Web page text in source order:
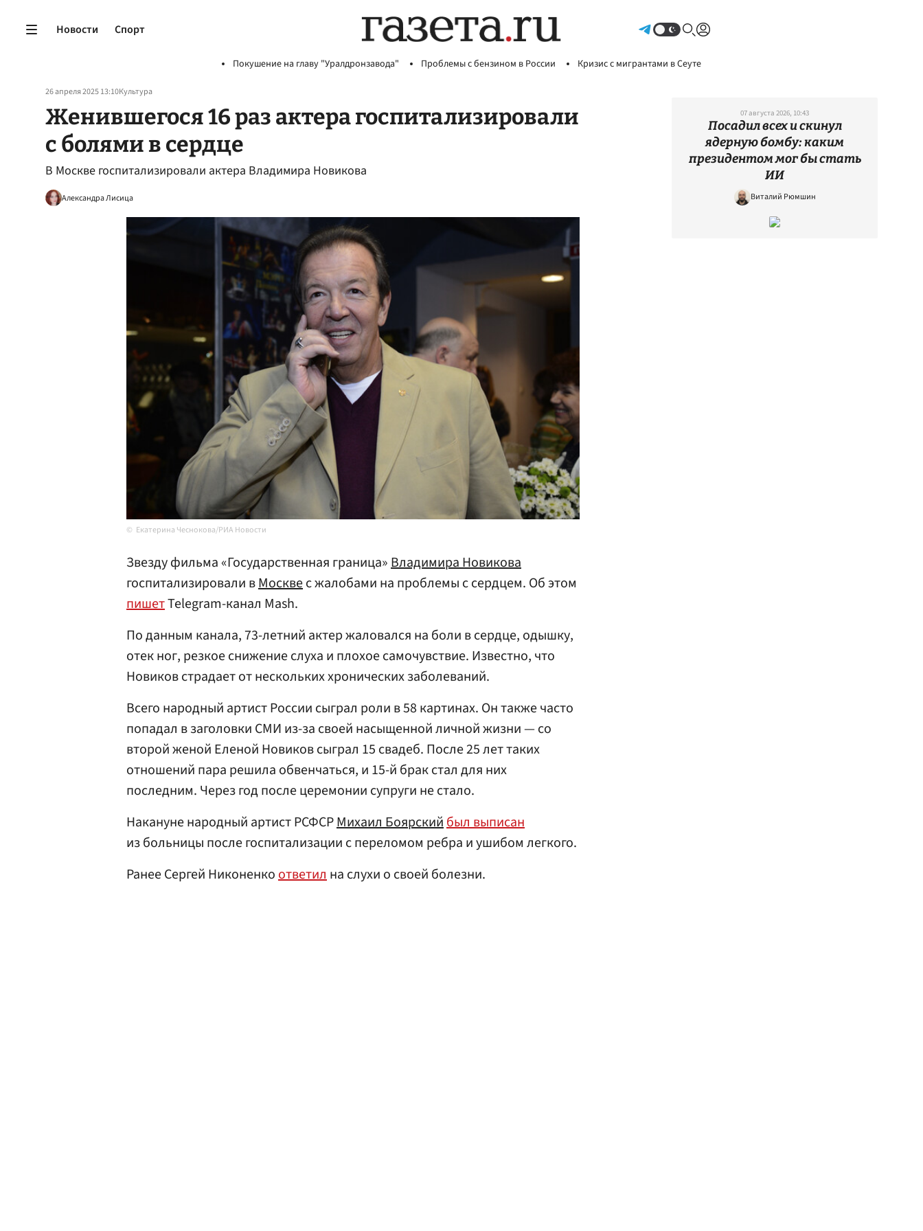
Новости Спорт
Покушение на главу "Уралдронзавода" Проблемы с бензином в России Кризис с мигрантами в Сеуте
26 апреля 2025 13:10Культура
Женившегося 16 раз актера госпитализировали
с болями в сердце
В Москве госпитализировали актера Владимира Новикова
Александра Лисица
Екатерина Чеснокова/РИА Новости
Звезду фильма «Государственная граница»Владимира Новикова
госпитализировали вМосквес жалобами на проблемы с сердцем. Об этом
пишетTelegram-канал Mash.
По данным канала, 73-летний актер жаловался на боли в сердце, одышку,
отек ног, резкое снижение слуха и плохое самочувствие. Известно, что
Новиков страдает от нескольких хронических заболеваний.
Всего народный артист России сыграл роли в 58 картинах. Он также часто
попадал в заголовки СМИ из-за своей насыщенной личной жизни — со
второй женой Еленой Новиков сыграл 15 свадеб. После 25 лет таких
отношений пара решила обвенчаться, и 15-й брак стал для них
последним. Через год после церемонии супруги не стало.
Накануне народный артист РСФСРМихаил Боярскийбыл выписан
из больницы после госпитализации с переломом ребра и ушибом легкого.
Ранее Сергей Никоненкоответилна слухи о своей болезни.
07 августа 2026, 10:43
Посадил всех и скинул
ядерную бомбу: каким
президентом мог бы стать
ИИ
Виталий Рюмшин